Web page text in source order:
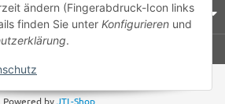
ändern (Fingerabdruck-Icon links
finden Sie unter Konfigurieren und
.
© HOZ MEDI WERK
gesetzlicher USt., zzgl.
Powered byJTL-Shop